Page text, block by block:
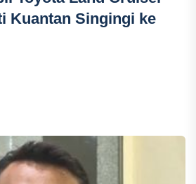
Kuantan Singingi ke